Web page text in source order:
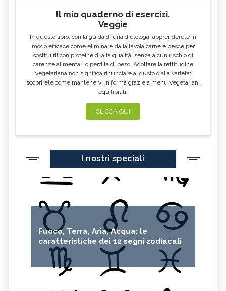
Il mio quaderno di esercizi.
Veggie
In questo libro, con la guida di una dietologa, apprenderete in
modo efficace come eliminare dalla tavola carne e pesce per
sostituirli con proteine di alta qualità, senza alcun rischio di
carenze alimentari o perdita di peso. Adottare la rettitudine
vegetariana non significa rinunciare al gusto o alla varietà:
scoprirete come mantenervi in forma grazie a menu vegetariani
equilibrati!
CLICCA QUI
I nostri speciali
Fuoco, Terra, Aria, Acqua: le
caratteristiche dei 12 segni zodiacali